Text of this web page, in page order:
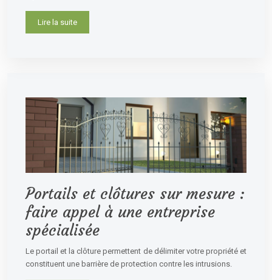
Lire la suite
Portails et clôtures sur mesure :
faire appel à une entreprise
spécialisée
Le portail et la clôture permettent de délimiter votre propriété et
constituent une barrière de protection contre les intrusions.